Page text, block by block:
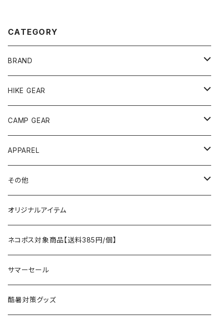
CATEGORY
BRAND
andwander
ANOBA
AO COOLERS
asobito
AS2OV
AXESQUIN
Ballistics
BEDROCK SANDALS
HIKE GEAR
テント、シェルター
バックパック
ポーチ／サコッシュ
ストレージ
パッキングアクセサリー
スリーピングギア
クッキングギア
CAMP GEAR
テント、タープ
テント、シェルター
タープ
スリーピングギア
寝袋
マット
テーブル、チェア
テーブル
チェア
ランタン、ライト
燃料ランタン
LEDライト
焚火台／薪ストーブ
焚火台
暖房器具
APPAREL
トップス
ボトムス
アンダーウェア
ハンドウェア
ヘッドギア
その他
遊び
フィッシング
ラジコン
ケア用品
雑貨
アウトレット
オリジナルアイテム
ネコポス対象商品【送料385円/個】
サマーセール
酷暑対策グッズ